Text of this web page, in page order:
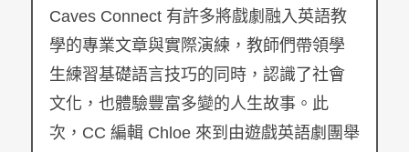
Caves Connect 有許多將戲劇融入英語教
學的專業文章與實際演練，教師們帶領學
生練習基礎語言技巧的同時，認識了社會
文化，也體驗豐富多變的人生故事。此
次， CC 編輯 Chloe 來到由遊戲英語劇團舉